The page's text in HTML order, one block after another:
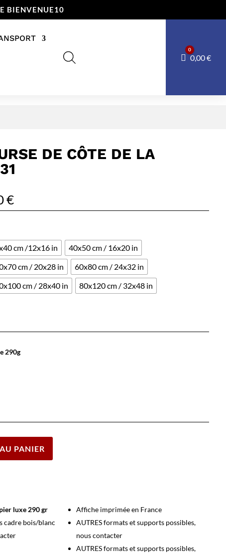
BIENVENUE10
Panier
0
0,00€
DE CÔTE DE LA
€
cm /12x16 in
40x50 cm / 16x20 in
cm / 20x28 in
60x80 cm / 24x32 in
cm / 28x40 in
80x120 cm / 32x48 in
290g
PANIER
luxe 290 gr
cadre bois/blanc
Affiche imprimée en France
AUTRES formats et supports possibles,
nous contacter
AUTRES formats et supports possibles,